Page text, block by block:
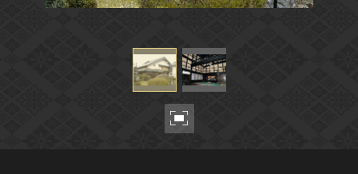
全国の美術館・博物館 お知らせ一覧
このサイトについて
関連サイトリンク
サイトマップ
サイトのご意見はこちら